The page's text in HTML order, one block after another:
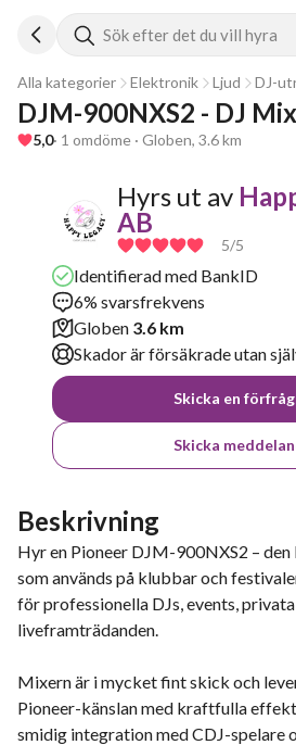
Sök efter det du vill hyra
Alla kategorier Elektronik Ljud DJ-
DJM-900NXS2 - DJ
5,0· 1 omdöme · Globen, 3.6 km
Hyrs ut av
AB
5/5
Identifierad med BankID
6% svarsfrekvens
Globen 3.6 km
Skador är försäkrade utan
Skicka en
Skicka
Beskrivning
Hyr en Pioneer DJM-900NXS2 –
som används på klubbar och
för professionella DJs, events,
liveframträdanden.
Mixern är i mycket fint skick och
Pioneer-känslan med kraftfulla
smidig integration med CDJ-spelare